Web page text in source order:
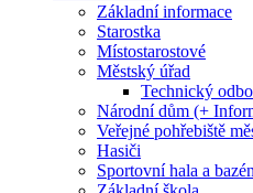
Základní informace
Starostka
Místostarostové
Městský úřad
Technický
Národní dům (+
Veřejné pohřebiště
Hasiči
Sportovní hala a bazén